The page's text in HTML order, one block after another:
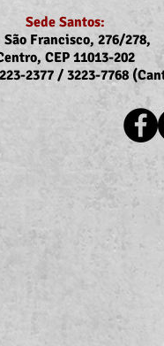
e
saúde:
novos
de julho
agosto)
Sede Santos:
São Francisco, 276/278,
CEP 11013-202
2377 / 3223-7768